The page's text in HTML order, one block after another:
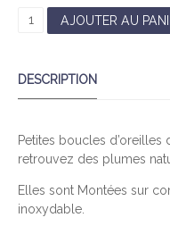
5
N
T
T
É
D
E
AJOUTER AU
DESCRIPTION
Petites boucles
retrouvez des plumes
Elles sont Montées sur
inoxydable.